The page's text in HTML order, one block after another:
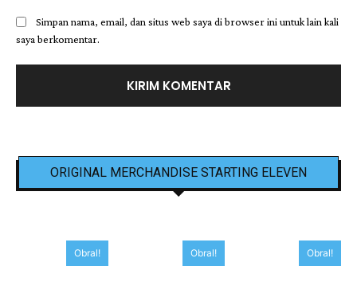
Simpan nama, email, dan situs web saya di browser ini untuk lain kali
saya berkomentar.
ORIGINAL MERCHANDISE STARTING ELEVEN
Obral! Obral! Obral!